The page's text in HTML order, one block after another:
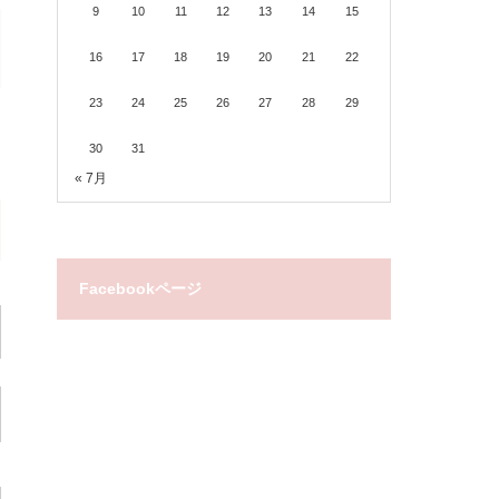
9 10 11 12 13 14 15
16 17 18 19 20 21 22
23 24 25 26 27 28 29
30 31
« 7月
Facebookページ